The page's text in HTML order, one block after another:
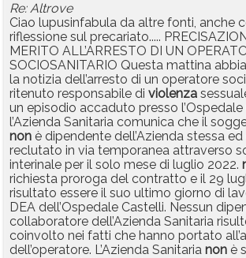
Re: Altrove
Ciao lupusinfabula da altre fonti, anche
riflessione sul precariato.....
MERITO ALL’ARRESTO DI UN
SOCIOSANITARIO Questa mattina
la notizia dell’arresto di un operatore
ritenuto responsabile di violenza
un episodio accaduto presso l’Ospedale
l’Azienda Sanitaria comunica che il
non è dipendente dell’Azienda stessa
reclutato in via temporanea attraverso
interinale per il solo mese di luglio 2022.
richiesta proroga del contratto e il 29
risultato essere il suo ultimo giorno di
DEA dell’Ospedale Castelli. Nessun
collaboratore dell’Azienda Sanitaria
coinvolto nei fatti che hanno portato
dell’operatore. L’Azienda Sanitaria non è